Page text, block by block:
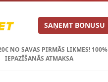
SAŅEMT BONUSU
NO SAVAS PIRMĀS LIKMES! 100%
IEPAZĪŠANĀS ATMAKSA